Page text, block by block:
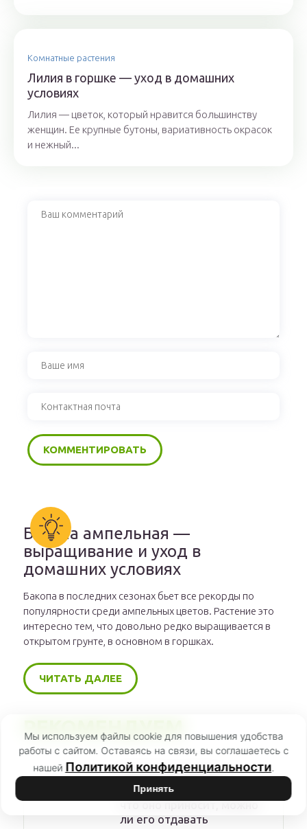
Комнатные растения
Лилия в горшке — уход в домашних
условиях
Лилия — цветок, который нравится большинству
женщин. Ее крупные бутоны, вариативность окрасок
и нежный...
Бакопа ампельная —
выращивание и уход в
домашних условиях
Бакопа в последних сезонах бьет все рекорды по
популярности среди ампельных цветов. Растение это
интересно тем, что довольно редко выращивается в
открытом грунте, в основном в горшках.
ЧИТАТЬ ДАЛЕЕ
РЕКОМЕНДУЕМ
Денежное дерево —
можно ли держать дома,
что оно приносит, можно
ли его отдавать
Мы используем файлы cookie для повышения удобства
работы с сайтом. Оставаясь на связи, вы соглашаетесь с
нашей Политикой конфиденциальности.
Принять